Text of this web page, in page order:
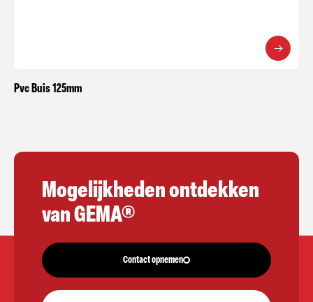
Pvc Buis 125mm
Mogelijkheden ontdekken
van GEMA®
Contact opnemen